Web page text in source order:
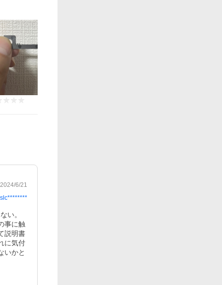
2024/6/21
slc********
い。
事に触
説明書
に気付
いかと